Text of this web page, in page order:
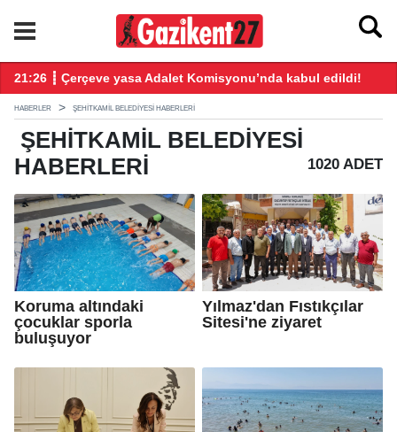
20:18 ┋ YENİ Parti'ye 9 günde 138 bin kişi 300 milyon bağış
HABERLER ŞEHITKAMIL BELEDIYESI HABERLERI
ŞEHITKAMIL BELEDIYESI
HABERLERI
1020 ADET
Koruma altındaki
çocuklar sporla
buluşuyor
Yılmaz'dan Fıstıkçılar
Sitesi'ne ziyaret